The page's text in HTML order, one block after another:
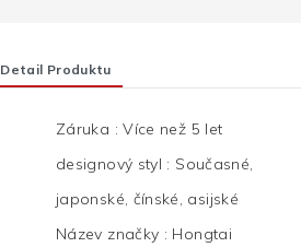
Detail Produktu
Záruka :Více než 5 let
designový styl : Současné,
japonské, čínské, asijské
Název značky : Hongtai